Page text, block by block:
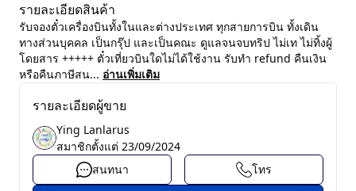
รายละเอียดสินค้า
รับจองตั๋วเครื่องบินทั้งในและต่างประเทศ ทุกสายการบิน ทั้งเดิน
ทางส่วนบุคคล เป็นกรุ๊ป และเป็นคณะ ดูแลจนจบทริป ไม่เท ไม่ทิ้งผู้
โดยสาร +++++ ตั๋วเที่ยวบินใดไม่ได้ใช้งาน รับทำ refund คืนเงิน
หรือคืนภาษีสน... อ่านเพิ่มเติม
รายละเอียดผู้ขาย
Ying Lanlarus
สมาชิกตั้งแต่ 23/09/2024
สนทนา
โทร